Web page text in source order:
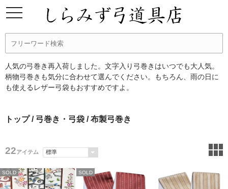
人気の弓巻き再入荷しました。文字入り弓巻きはいつでも大人気。
柄物弓巻きも気分に合わせて選んでください。もちろん、雨の日に
も使えるレザー弓袋もおすすめですよ。
トップ/ 弓巻き・弓袋 / 布製弓巻き
22アイテム
SOLD SOLD